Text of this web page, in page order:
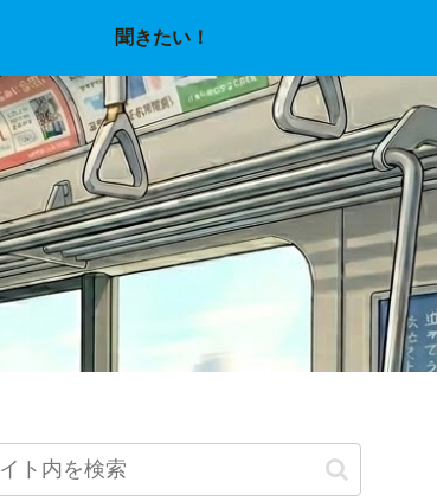
聞きたい！